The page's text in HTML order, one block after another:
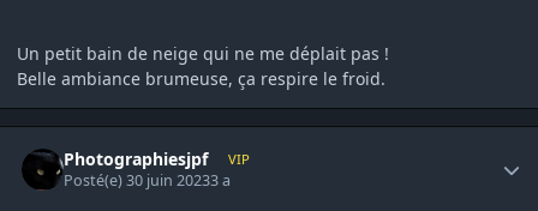
Un petit bain de neige qui ne me déplait pas !
Belle ambiance brumeuse, ça respire le froid.
Photographiesjpf VIP
Posté(e)30 juin 20233 a